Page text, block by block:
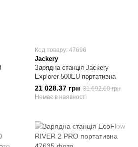
Код товару: 47696
Jackery
Зарядна станція Jackery
Explorer 500EU портативна
21 028.37 грн 31 692.00 грн
Немає в наявності